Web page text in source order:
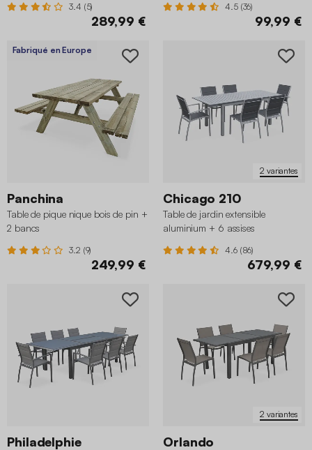
3.4 (5)
289,99 €
4.5 (36)
99,99 €
Fabriqué en Europe
Panchina
Table de pique nique bois de pin +
2 bancs
3.2 (9)
249,99 €
2 variantes
Chicago 210
Table de jardin extensible
aluminium + 6 assises
4.6 (86)
679,99 €
Philadelphie
2 variantes
Orlando